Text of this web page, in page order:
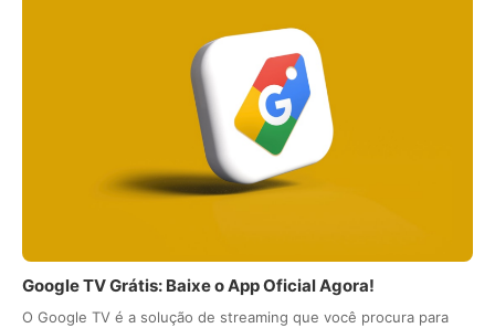
Google TV Grátis: Baixe o App Oficial Agora!
O Google TV é a solução de streaming que você procura para